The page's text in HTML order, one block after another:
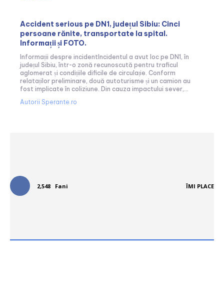
Accident serious pe DN1, județul Sibiu: Cinci
persoane rănite, transportate la spital.
Informații și FOTO.
Informații despre incidentIncidentul a avut loc pe DN1, în
județul Sibiu, într-o zonă recunoscută pentru traficul
aglomerat și condițiile dificile de circulație. Conform
relataților preliminare, două autoturisme și un camion au
fost implicate în coliziune. Din cauza impactului sever,...
Autorii Sperante.ro
2,548 Fani ÎMI PLACE